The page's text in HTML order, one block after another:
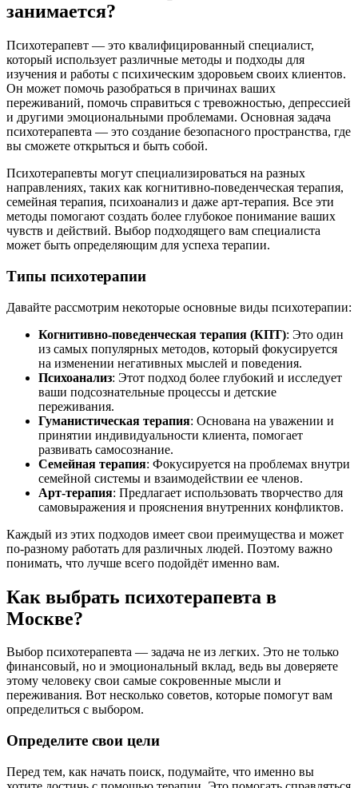
занимается?
Психотерапевт — это квалифицированный специалист,
который использует различные методы и подходы для
изучения и работы с психическим здоровьем своих клиентов.
Он может помочь разобраться в причинах ваших
переживаний, помочь справиться с тревожностью, депрессией
и другими эмоциональными проблемами. Основная задача
психотерапевта — это создание безопасного пространства, где
вы сможете открыться и быть собой.
Психотерапевты могут специализироваться на разных
направлениях, таких как когнитивно-поведенческая терапия,
семейная терапия, психоанализ и даже арт-терапия. Все эти
методы помогают создать более глубокое понимание ваших
чувств и действий. Выбор подходящего вам специалиста
может быть определяющим для успеха терапии.
Типы психотерапии
Давайте рассмотрим некоторые основные виды психотерапии:
Когнитивно-поведенческая терапия (КПТ): Это один
из самых популярных методов, который фокусируется
на изменении негативных мыслей и поведения.
Психоанализ: Этот подход более глубокий и исследует
ваши подсознательные процессы и детские
переживания.
Гуманистическая терапия: Основана на уважении и
принятии индивидуальности клиента, помогает
развивать самосознание.
Семейная терапия: Фокусируется на проблемах внутри
семейной системы и взаимодействии ее членов.
Арт-терапия: Предлагает использовать творчество для
самовыражения и прояснения внутренних конфликтов.
Каждый из этих подходов имеет свои преимущества и может
по-разному работать для различных людей. Поэтому важно
понимать, что лучше всего подойдёт именно вам.
Как выбрать психотерапевта в
Москве?
Выбор психотерапевта — задача не из легких. Это не только
финансовый, но и эмоциональный вклад, ведь вы доверяете
этому человеку свои самые сокровенные мысли и
переживания. Вот несколько советов, которые помогут вам
определиться с выбором.
Определите свои цели
Перед тем, как начать поиск, подумайте, что именно вы